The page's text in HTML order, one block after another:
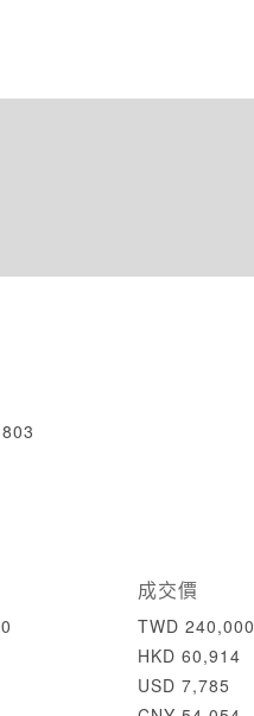
成交價
TWD 240,000
HKD 60,914
USD 7,785